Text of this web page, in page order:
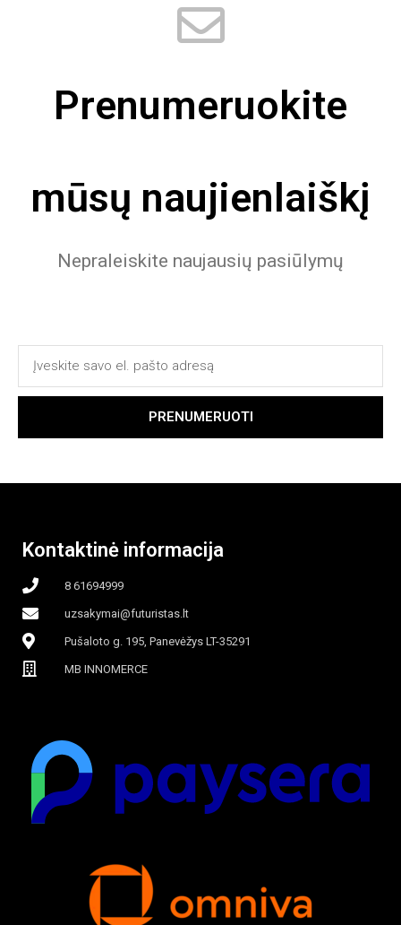
Prenumeruokite
mūsų naujienlaiškį
Nepraleiskite naujausių pasiūlymų
PRENUMERUOTI
Kontaktinė informacija
8 61694999
uzsakymai@futuristas.lt
Pušaloto g. 195, Panevėžys LT-35291
MB INNOMERCE